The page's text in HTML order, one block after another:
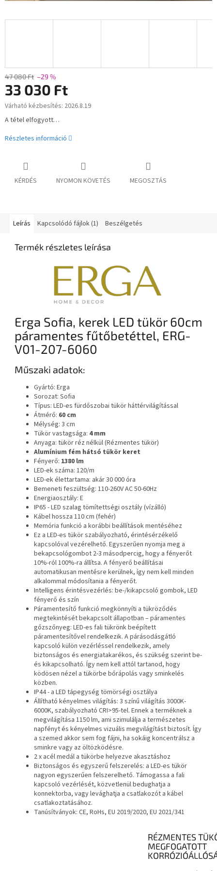
47 080 Ft –29 %
33 030 Ft
Egységár:
Várható kézbesítés: 2026.8.19
A tétel elfogyott…
Részletes információ
KÉRDÉS NYOMON KÖVETÉS MEGOSZTÁS
Leírás Kapcsolódó fájlok (1) Beszélgetés
Termék részletes leírása
Erga Sofia, kerek LED tükör 60cm
páramentes fűtőbetéttel, ERG-
V01-207-6060
Műszaki adatok:
Gyártó: Erga
Sorozat: Sofia
Típus: LED-es fürdőszobai tükör háttérvilágítással
Átmérő: 60 cm
Mélység: 3 cm
Tükör vastagsága: 4 mm
Anyaga: tükör réz nélkül (Rézmentes tükör)
Alumínium fém hátsó tükör keret
Fényerő: 1380 lm
LED-ek száma: 120/m
LED-ek élettartama: akár 30 000 óra
Bemeneti feszültség: 110-260V AC 50-60Hz
Energiaosztály: E
IP65 - LED szalag tömítettségi osztály (vízálló)
Kábel hossza 110 cm (fehér)
Memória funkció a korábbi beállítások mentéséhez
Ez a LED-es tükör szabályozható, érintésérzékelő
kapcsolóval vezérelhető. Egyszerűen nyomja meg a
bekapcsológombot 2-3 másodpercig, hogy a fényerőt
10%-ról 100%-ra állítsa. A fényerő beállításai
automatikusan mentésre kerülnek, így nem kell minden
alkalommal módosítania a fényerőt.
Intelligens érintésvezérlés: be-/kikapcsoló gombok, LED
fényerő és szín
Páramentesítő funkció megkönnyíti a tükröződés
megtekintését bekapcsolt állapotban – páramentes
gőzszőnyeg: LED-es fali tükrönk beépített
páramentesítővel rendelkezik. A párásodásgátló
kapcsoló külön vezérléssel rendelkezik, amely
biztonságos és energiatakarékos, és szükség szerint be-
és kikapcsolható. Így nem kell attól tartanod, hogy
ködösen nézel a tükörbe bőrápolás vagy sminkelés
közben.
IP44 - a LED tápegység tömörségi osztálya
Állítható kényelmes világítás: 3 színű világítás 3000K-
6000K, szabályozható CRI>95-tel. Ennek a terméknek a
megvilágítása 1150 lm, ami szimulálja a természetes
napfényt és kényelmes vizuális megvilágítást biztosít. Így
a szemed akkor sem fog fájni, ha sokáig koncentrálsz a
sminkre vagy az öltözködésre.
2 x acél medál a tükörbe helyezve akasztáshoz
Biztonságos és egyszerű felszerelés: a LED-es tükör
nagyon egyszerűen felszerelhető. Támogassa a fali
kapcsoló vezérlését, közvetlenül bedughatja a
konnektorba, vagy levághatja a csatlakozót a kábel
csatlakoztatásához.
Tanúsítványok: CE, RoHs, EU 2019/2020, EU 2021/341
RÉZMENTES
MEGFOGATOTT